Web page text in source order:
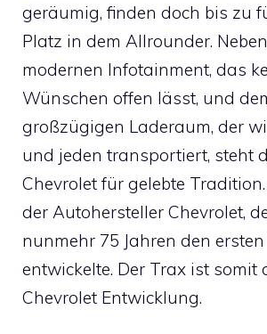
geräumig, finden doch bis zu
Platz in dem Allrounder.
modernen Infotainment, das
Wünschen offen lässt, und
großzügigen Laderaum, der
und jeden transportiert, steht
Chevrolet für gelebte
der Autohersteller Chevrolet,
nunmehr 75 Jahren den ersten
entwickelte. Der Trax ist somit
Chevrolet Entwicklung.